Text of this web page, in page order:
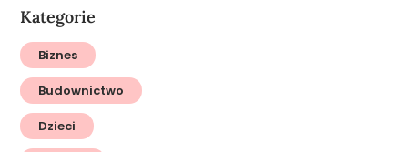
Kategorie
Biznes
Budownictwo
Dzieci